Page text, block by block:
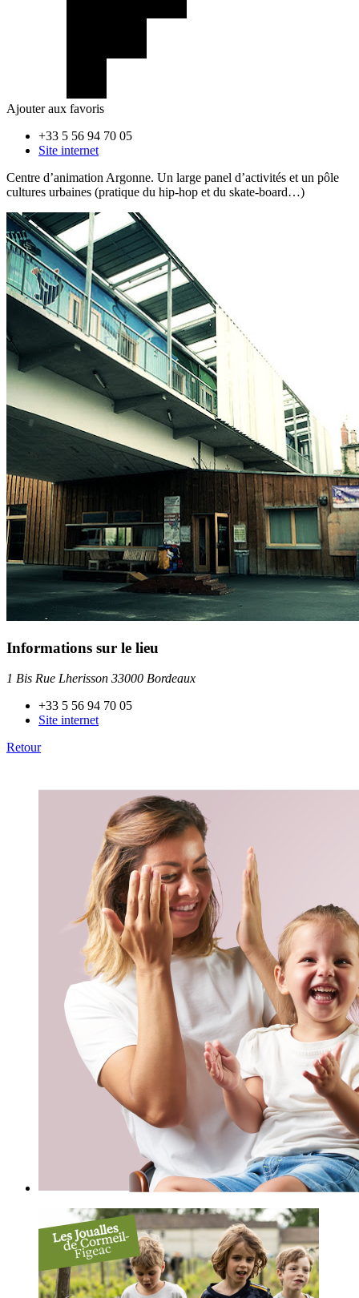
Ajouter aux favoris
+33 5 56 94 70 05
Site internet
Centre d’animation Argonne. Un large panel d’activités et un pôle
cultures urbaines (pratique du hip-hop et du skate-board…)
Informations sur le lieu
1 Bis Rue Lherisson 33000 Bordeaux
+33 5 56 94 70 05
Site internet
Retour